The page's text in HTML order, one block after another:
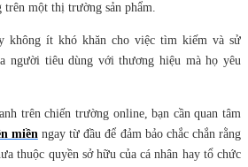
trên một thị trường sản phẩm.
không ít khó khăn cho việc tìm kiếm và sử
người tiêu dùng với thương hiệu mà họ yêu
trên chiến trường online, bạn cần quan tâm
miền ngay từ đầu để đảm bảo chắc chắn rằng
thuộc quyền sở hữu của cá nhân hay tổ chức